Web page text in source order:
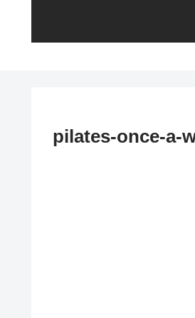
pilates-once-a-